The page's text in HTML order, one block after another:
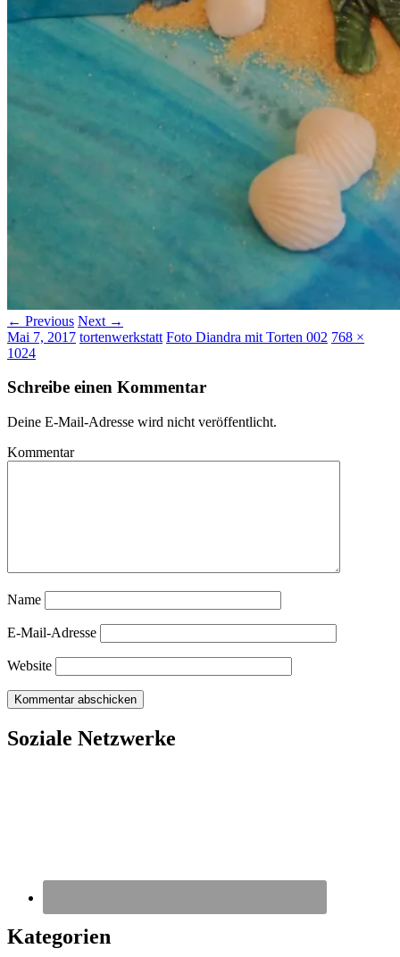
← Previous Next →
Mai 7, 2017 tortenwerkstatt Foto Diandra mit Torten 002 768 ×
1024
Schreibe einen Kommentar
Deine E-Mail-Adresse wird nicht veröffentlicht.
Kommentar
Name
E-Mail-Adresse
Website
Soziale Netzwerke
Kategorien